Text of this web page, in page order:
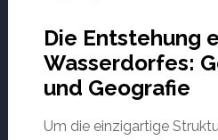
Die Entstehung
Wasserdorfes:
und Geografie
Um die einzigartige